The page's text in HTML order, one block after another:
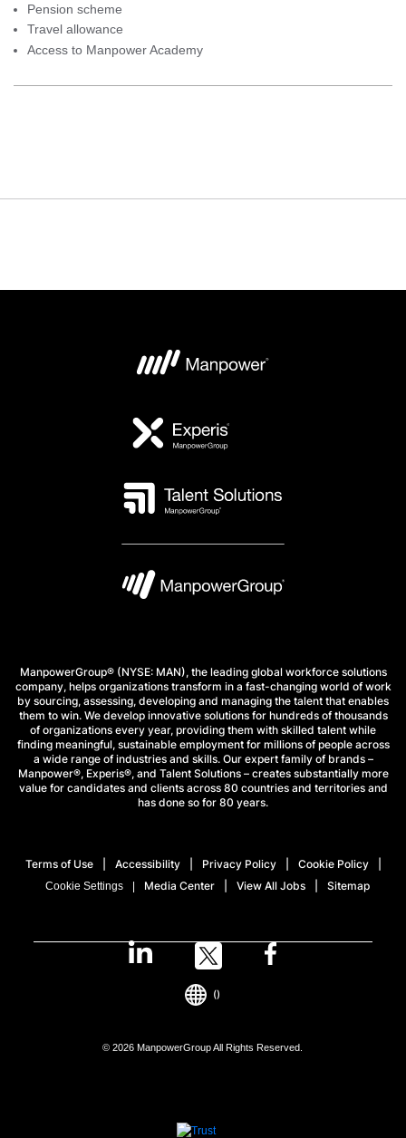
Pension scheme
Travel allowance
Access to Manpower Academy
ManpowerGroup® (NYSE: MAN), the leading global workforce solutions
company, helps organizations transform in a fast-changing world of work
by sourcing, assessing, developing and managing the talent that enables
them to win. We develop innovative solutions for hundreds of thousands
of organizations every year, providing them with skilled talent while
finding meaningful, sustainable employment for millions of people across
a wide range of industries and skills. Our expert family of brands –
Manpower®, Experis®, and Talent Solutions – creates substantially more
value for candidates and clients across 80 countries and territories and
has done so for 80 years.
Terms of Use Accessibility Privacy Policy Cookie Policy
Cookie Settings Media Center View All Jobs Sitemap
© 2026 ManpowerGroup All Rights Reserved.
()